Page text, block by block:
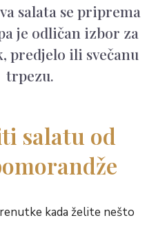
salata se priprema
je odličan izbor za
predjelo ili svečanu
trpezu.
salatu od
kada želite nešto